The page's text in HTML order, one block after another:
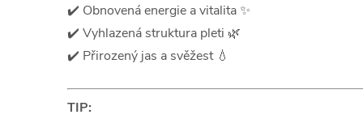
✔️ Obnovená energie a vitalita ✨
✔️ Vyhlazená struktura pleti 🌿
✔️ Přirozený jas a svěžest 💧
TIP: